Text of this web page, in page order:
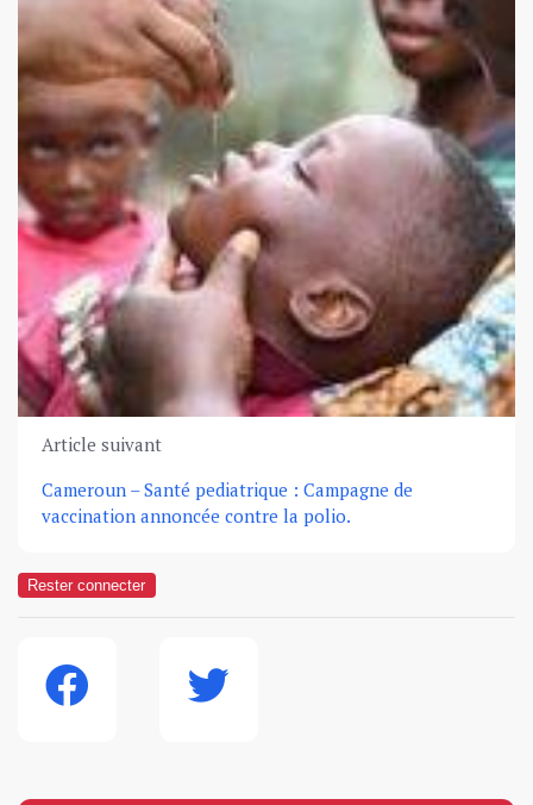
Article suivant
Cameroun – Santé pediatrique : Campagne de
vaccination annoncée contre la polio.
Rester connecter